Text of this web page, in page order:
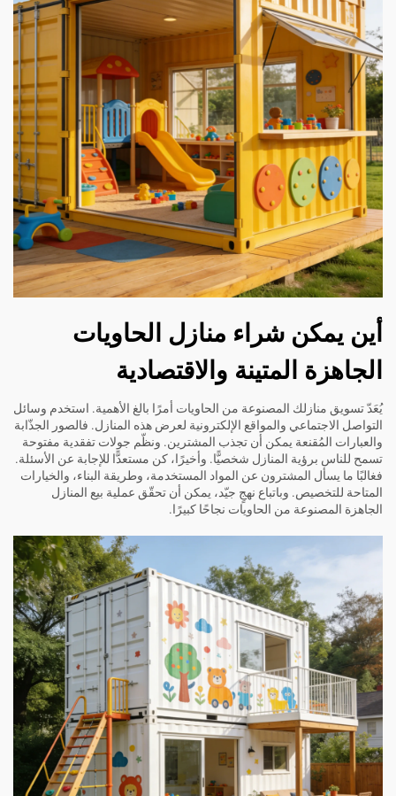
أين يمكن شراء منازل الحاويات
الجاهزة المتينة والاقتصادية
يُعَدّ تسويق منازلك المصنوعة من الحاويات أمرًا بالغ الأهمية. استخدم وسائل
التواصل الاجتماعي والمواقع الإلكترونية لعرض هذه المنازل. فالصور الجذّابة
والعبارات المُقنعة يمكن أن تجذب المشترين. ونظّم جولات تفقدية مفتوحة
تسمح للناس برؤية المنازل شخصيًّا. وأخيرًا، كن مستعدًّا للإجابة عن الأسئلة.
فغالبًا ما يسأل المشترون عن المواد المستخدمة، وطريقة البناء، والخيارات
المتاحة للتخصيص. وباتباع نهجٍ جيّد، يمكن أن تحقّق عملية بيع المنازل
الجاهزة المصنوعة من الحاويات نجاحًا كبيرًا.